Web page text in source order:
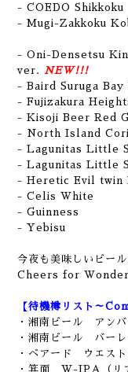
- COEDO Shikkoku
- Mugi-Zakkoku
- Oni-Densetsu
ver.
NEW!!!
- Baird Suruga
- Fujizakura
- Kisoji Beer Red
- North Island
- Lagunitas Little
- Lagunitas Little
- Heretic Evil twin
- Celis White
- Guinness
- Yebisu
今夜も美味しいビー
Cheers for
【待機樽リスト～
・湘南ビール アンバ
・湘南ビール バーレ
・ベアード ウエス
・箕面 W-IPA（リ